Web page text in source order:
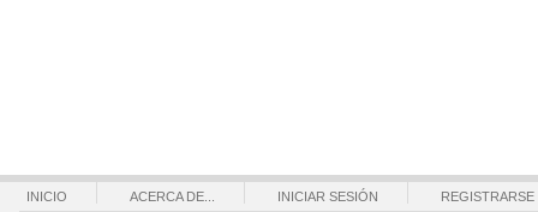
INICIO ACERCA DE... INICIAR SESIÓN REGISTRARSE